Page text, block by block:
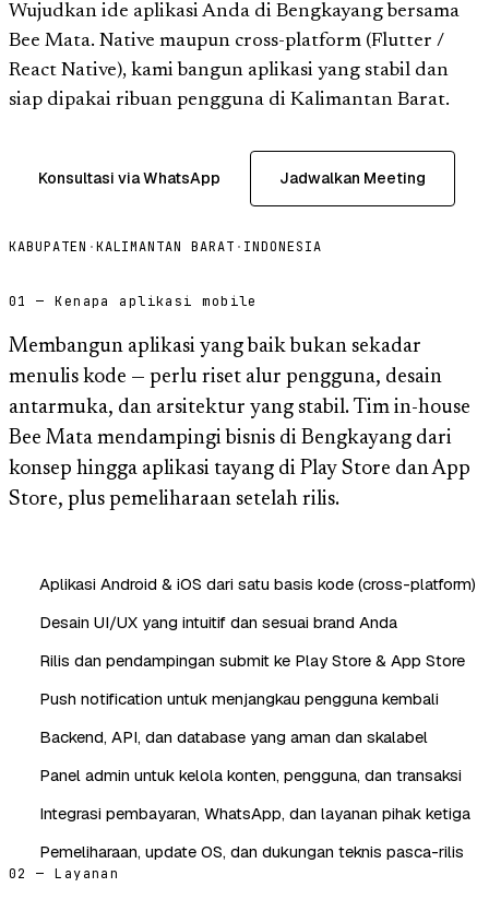
Wujudkan ide aplikasi Anda di Bengkayang bersama
Bee Mata. Native maupun cross-platform (Flutter /
React Native), kami bangun aplikasi yang stabil dan
siap dipakai ribuan pengguna di Kalimantan Barat.
Konsultasi via WhatsApp Jadwalkan Meeting
KABUPATEN ·KALIMANTAN BARAT · INDONESIA
01 — Kenapa aplikasi mobile
Membangun aplikasi yang baik bukan sekadar
menulis kode — perlu riset alur pengguna, desain
antarmuka, dan arsitektur yang stabil. Tim in-house
Bee Mata mendampingi bisnis di Bengkayang dari
konsep hingga aplikasi tayang di Play Store dan App
Store, plus pemeliharaan setelah rilis.
Aplikasi Android & iOS dari satu basis kode (cross-platform)
Desain UI/UX yang intuitif dan sesuai brand Anda
Rilis dan pendampingan submit ke Play Store & App Store
Push notification untuk menjangkau pengguna kembali
Backend, API, dan database yang aman dan skalabel
Panel admin untuk kelola konten, pengguna, dan transaksi
Integrasi pembayaran, WhatsApp, dan layanan pihak ketiga
Pemeliharaan, update OS, dan dukungan teknis pasca-rilis
02 — Layanan